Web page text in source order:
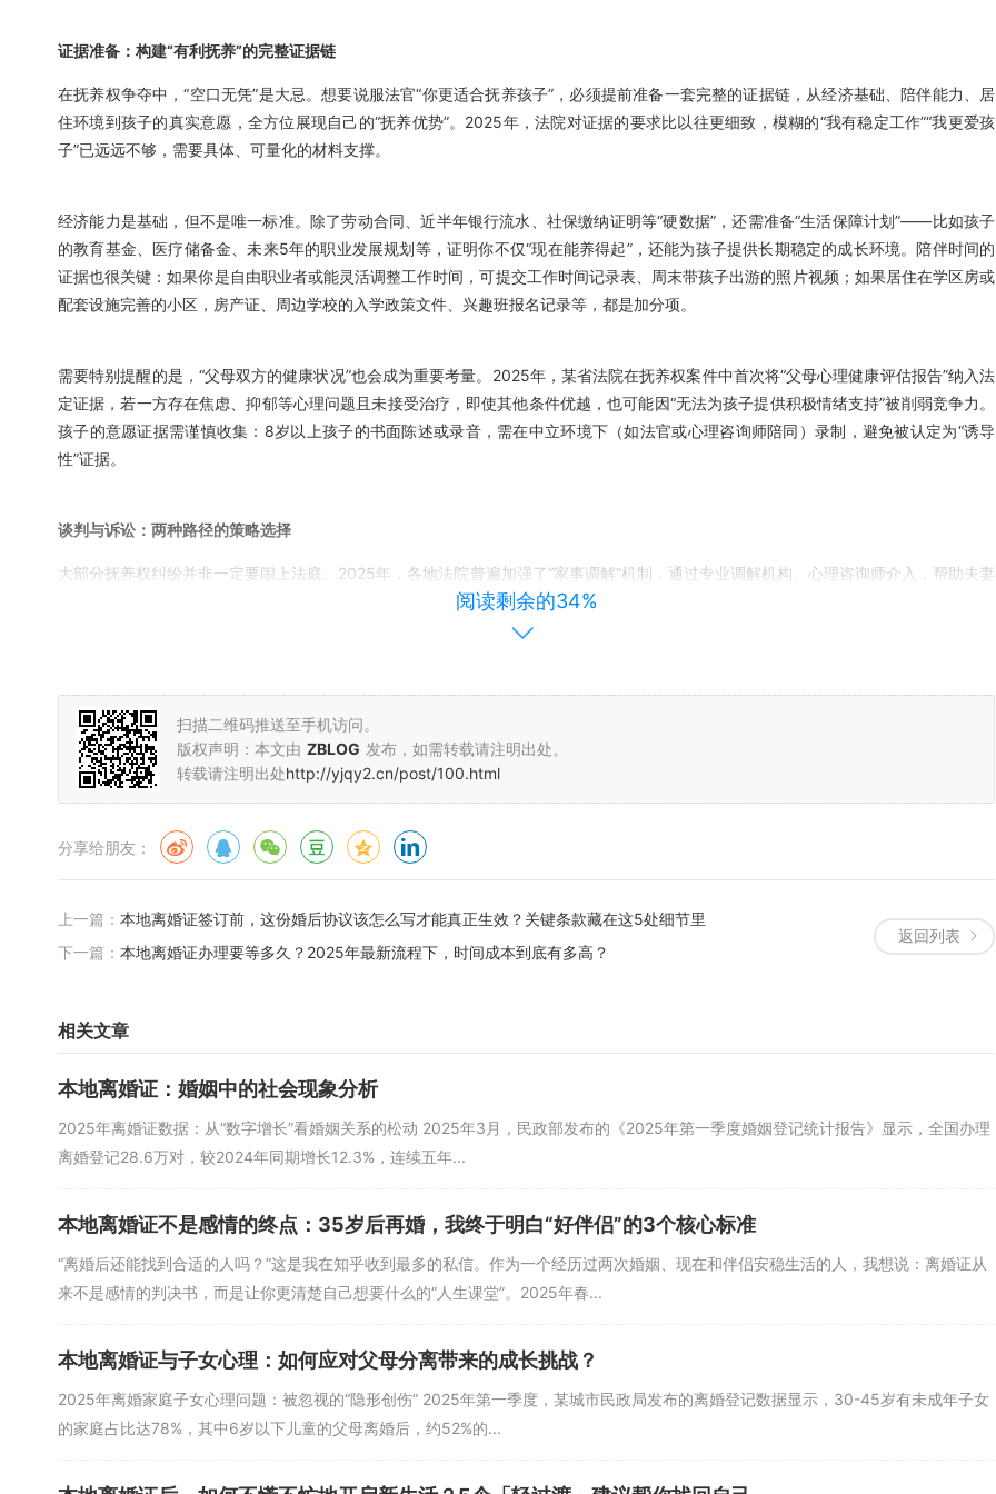
证据准备：构建“有利抚养”的完整证据链
在抚养权争夺中，“空口无凭”是大忌。想要说服法官“你更适合抚养孩子”，必须提前准备一套完整的证据链，从经济基础、陪伴能力、居
住环境到孩子的真实意愿，全方位展现自己的“抚养优势”。2025年，法院对证据的要求比以往更细致，模糊的“我有稳定工作”“我更爱孩
子”已远远不够，需要具体、可量化的材料支撑。
经济能力是基础，但不是唯一标准。除了劳动合同、近半年银行流水、社保缴纳证明等“硬数据”，还需准备“生活保障计划”——比如孩子
的教育基金、医疗储备金、未来5年的职业发展规划等，证明你不仅“现在能养得起”，还能为孩子提供长期稳定的成长环境。陪伴时间的
证据也很关键：如果你是自由职业者或能灵活调整工作时间，可提交工作时间记录表、周末带孩子出游的照片视频；如果居住在学区房或
配套设施完善的小区，房产证、周边学校的入学政策文件、兴趣班报名记录等，都是加分项。
需要特别提醒的是，“父母双方的健康状况”也会成为重要考量。2025年，某省法院在抚养权案件中首次将“父母心理健康评估报告”纳入法
定证据，若一方存在焦虑、抑郁等心理问题且未接受治疗，即使其他条件优越，也可能因“无法为孩子提供积极情绪支持”被削弱竞争力。
孩子的意愿证据需谨慎收集：8岁以上孩子的书面陈述或录音，需在中立环境下（如法官或心理咨询师陪同）录制，避免被认定为“诱导
性”证据。
谈判与诉讼：两种路径的策略选择
大部分抚养权纠纷并非一定要闹上法庭。2025年，各地法院普遍加强了“家事调解”机制，通过专业调解机构、心理咨询师介入，帮助夫妻
在离婚过程中就抚养权问题达成一致，既能减少对孩子的二次伤害，也能节省司法资源。但如果双方分歧过大，诉讼仍是的保障。
承担部分教育费用，但需在离婚协议中写明具体金额和支付方式。2025年新推行的“离婚冷静期+家事调解”制度，允许夫妻在冷静期内通
过调解机构达成协议，且调解结果具有法律效力，这对希望和平解决的家庭是利好消息。
若进入诉讼程序，则需做好“持久战”的准备。起诉前要梳理所有证据，按“孩子年龄”“双方条件”“证据强弱”排序，在开庭时逐一呈现；庭审
中要避免情绪化争吵，聚焦“孩子的实际需求”——比如提交孩子日常作息表、医疗记录、学校评价等，让法官直观感受到你与孩子的“情感
联结”。2025年法院对“虚假陈述”的惩戒力度加大，若发现一方伪造收入证明或隐瞒孩子不良生活习惯，可能直接影响抚养权判决，甚至
承担法律责任。
问题1：如果孩子已满8岁，表达了想跟父亲/母亲生活的意愿，法院会完全采纳吗？
可能会优先考虑母亲的条件。孩子的意愿需以书面或录音形式呈现，且需确保是其真实想法，避免一方诱导或胁迫孩子表达。
答：除了经济和居住条件，“家庭支持系统”和“父母情绪稳定性”是容易被忽略的关键优势。比如，你是否有父母能帮忙照顾孩子、辅导功
课？你是否能保持情绪稳定，避免在孩子面前与前任争吵？这些“软性条件”往往会被法官纳入“最有利于孩子”的考量范围。2025年某调研
显示，70%的抚养权纠纷中，“父母情绪管理能力”是法官认为的“决定性因素”之一，因为孩子长期生活在紧张、压抑的家庭氛围中，本身
就是不利于成长的。
阅读剩余的34%
扫描二维码推送至手机访问。
版权声明：本文由 ZBLOG 发布，如需转载请注明出处。
转载请注明出处http://yjqy2.cn/post/100.html
分享给朋友：
返回列表
上一篇： 本地离婚证签订前，这份婚后协议该怎么写才能真正生效？关键条款藏在这5处细节里
下一篇： 本地离婚证办理要等多久？2025年最新流程下，时间成本到底有多高？
相关文章
本地离婚证：婚姻中的社会现象分析
2025年离婚证数据：从“数字增长”看婚姻关系的松动 2025年3月，民政部发布的《2025年第一季度婚姻登记统计报告》显示，全国办理
离婚登记28.6万对，较2024年同期增长12.3%，连续五年...
本地离婚证不是感情的终点：35岁后再婚，我终于明白“好伴侣”的3个核心标准
“离婚后还能找到合适的人吗？”这是我在知乎收到最多的私信。作为一个经历过两次婚姻、现在和伴侣安稳生活的人，我想说：离婚证从
来不是感情的判决书，而是让你更清楚自己想要什么的“人生课堂”。2025年春...
本地离婚证与子女心理：如何应对父母分离带来的成长挑战？
2025年离婚家庭子女心理问题：被忽视的“隐形创伤” 2025年第一季度，某城市民政局发布的离婚登记数据显示，30-45岁有未成年子女
的家庭占比达78%，其中6岁以下儿童的父母离婚后，约52%的...